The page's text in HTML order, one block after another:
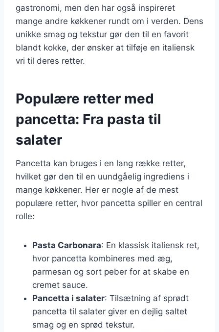
gastronomi, men den har også inspireret
mange andre køkkener rundt om i verden. Dens
unikke smag og tekstur gør den til en favorit
blandt kokke, der ønsker at tilføje en italiensk
vri til deres retter.
Populære retter med
pancetta: Fra pasta til
salater
Pancetta kan bruges i en lang række retter,
hvilket gør den til en uundgåelig ingrediens i
mange køkkener. Her er nogle af de mest
populære retter, hvor pancetta spiller en central
rolle:
Pasta Carbonara: En klassisk italiensk ret,
hvor pancetta kombineres med æg,
parmesan og sort peber for at skabe en
cremet sauce.
Pancetta i salater: Tilsætning af sprødt
pancetta til salater giver en dejlig saltet
smag og en sprød tekstur.